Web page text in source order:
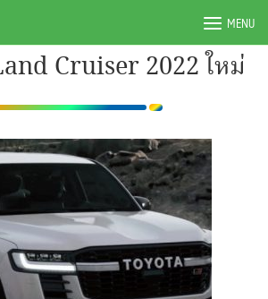
MENU
Cruiser 2022 ใหม่